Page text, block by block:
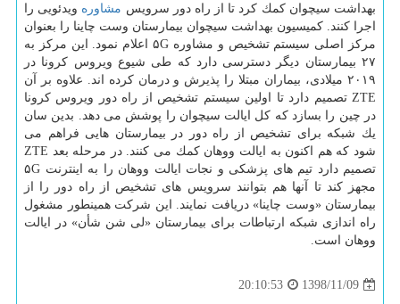
بهداشت سیچوان كمك كرد تا از راه دور سرویس مشاوره ویدئویی را
اجرا كنند. كمیسیون بهداشت سیچوان بیمارستان وست چاینا را بعنوان
مركز اصلی سیستم تشخیص و مشاوره ۵G اعلام نمود. این مركز به
۲۷ بیمارستان دیگر دسترسی دارد كه طی شیوع ویروس كرونا در
۲۰۱۹ میلادی، بیماران مبتلا را پذیرش و درمان كرده اند. علاوه بر آن
ZTE تصمیم دارد تا اولین سیستم تشخیص از راه دور ویروس كرونا
در چین را بسازد كه كل ایالت سیچوان را پوشش می دهد. بدین سان
یك شبكه برای تشخیص از راه دور در بیمارستان هایی فراهم می
شود كه هم اكنون به ایالت ووهان كمك می كنند. در مرحله بعد ZTE
تصمیم دارد تیم های پزشكی و نجات ایالت ووهان را به اینترنت ۵G
مجهز كند تا آنها هم بتوانند سرویس های تشخیص از راه دور را از
بیمارستان «وست چاینا» دریافت نمایند. این شركت همینطور مشغول
راه اندازی شبكه ارتباطات برای بیمارستان «لی شن شأن» در ایالت
ووهان است.
1398/11/09
20:10:53